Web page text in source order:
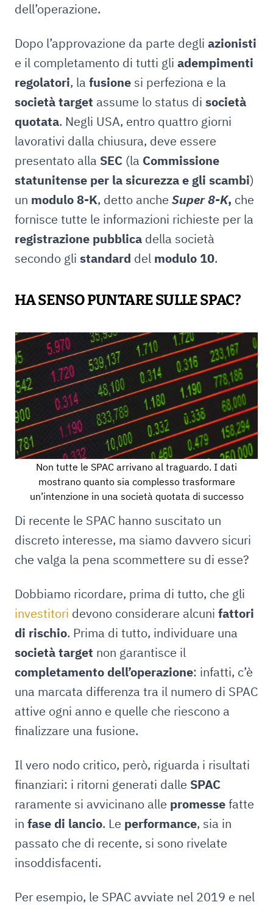
dell’operazione.
Dopo l’approvazione da parte degli azionisti
e il completamento di tutti gli adempimenti
regolatori, la fusione si perfeziona e la
società target assume lo status di società
quotata. Negli USA, entro quattro giorni
lavorativi dalla chiusura, deve essere
presentato alla SEC (la Commissione
statunitense per la sicurezza e gli scambi)
un modulo 8-K, detto anche Super 8-K, che
fornisce tutte le informazioni richieste per la
registrazione pubblica della società
secondo gli standard del modulo 10.
HA SENSO PUNTARE SULLE SPAC?
Non tutte le SPAC arrivano al traguardo. I dati
mostrano quanto sia complesso trasformare
un’intenzione in una società quotata di successo
Di recente le SPAC hanno suscitato un
discreto interesse, ma siamo davvero sicuri
che valga la pena scommettere su di esse?
Dobbiamo ricordare, prima di tutto, che gli
investitori devono considerare alcuni fattori
di rischio. Prima di tutto, individuare una
società target non garantisce il
completamento dell’operazione: infatti, c’è
una marcata differenza tra il numero di SPAC
attive ogni anno e quelle che riescono a
finalizzare una fusione.
Il vero nodo critico, però, riguarda i risultati
finanziari: i ritorni generati dalle SPAC
raramente si avvicinano alle promessefatte
in fase di lancio. Le performance, sia in
passato che di recente, si sono rivelate
insoddisfacenti.
Per esempio, le SPAC avviate nel 2019 e nel